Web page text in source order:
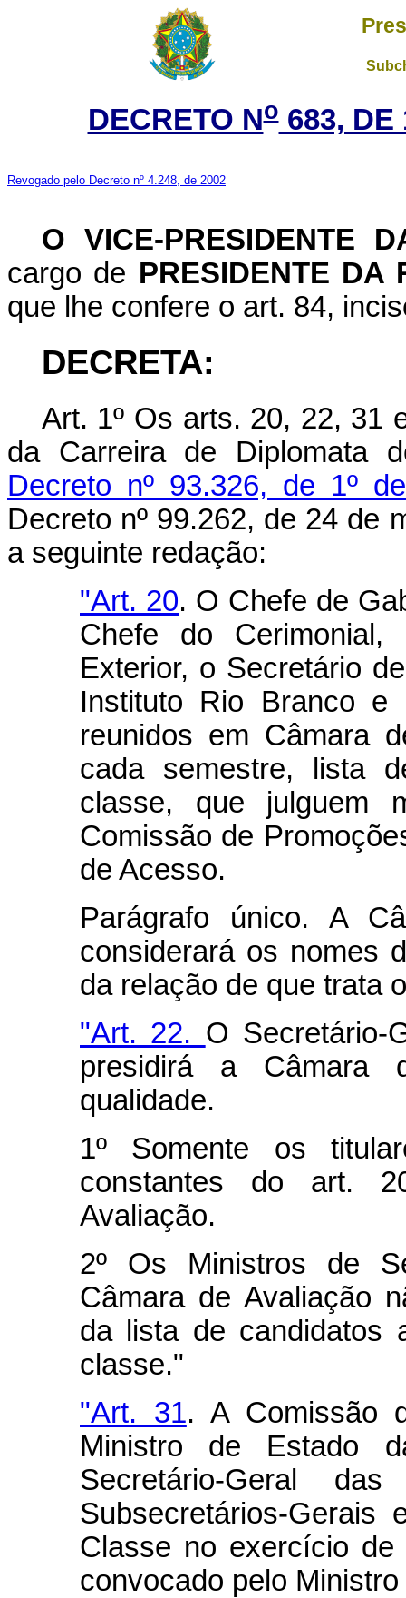
DECRETO No683, DE
Revogado pelo Decreto nº 4.248, de 2002
O VICE-PRESIDENTE
cargo de PRESIDENTE DA
que lhe confere o art. 84,
DECRETA:
Art. 1º Os arts. 20, 22, 31
da Carreira de Diplomata
Decreto nº 93.326, de 1º
Decreto nº 99.262, de 24 de
a seguinte redação:
"Art. 20. O Chefe de
Chefe do
Exterior, o Secretário
Instituto Rio Branco e
reunidos em Câmara
cada semestre, lista
classe, que julguem
Comissão de
de Acesso.
Parágrafo único. A
considerará os nomes
da relação de que trata
"Art. 22. O Secretário-
presidirá a Câmara
qualidade.
1º Somente os
constantes do art.
Avaliação.
2º Os Ministros de
Câmara de Avaliação
da lista de candidatos
classe."
"Art. 31. A Comissão
Ministro de Estado
Secretário-Geral
Subsecretários-
Classe no exercício
convocado pelo